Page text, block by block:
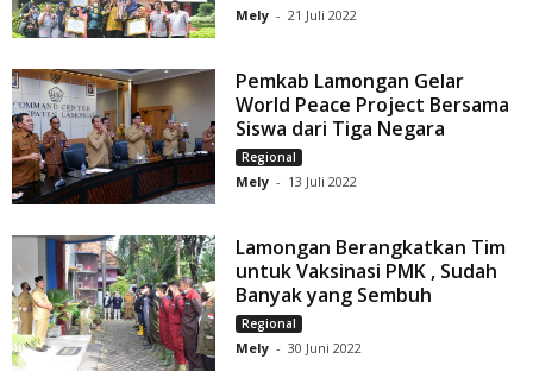
Mely - 21 Juli 2022
Pemkab Lamongan Gelar
World Peace Project Bersama
Siswa dari Tiga Negara
Regional
Mely - 13 Juli 2022
Lamongan Berangkatkan Tim
untuk Vaksinasi PMK , Sudah
Banyak yang Sembuh
Regional
Mely - 30 Juni 2022